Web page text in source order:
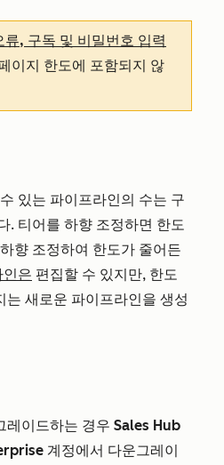
류, 구독 및 비밀번호 입력
이지 한도에 포함되지 않
있는 파이프라인의 수는 구
. 티어를 하향 조정하면 한도
향 조정하여 한도가 줄어든
인은 편집할 수 있지만, 한도
는 새로운 파이프라인을 생성
레이드하는 경우 Sales Hub
계정에서 다운그레이